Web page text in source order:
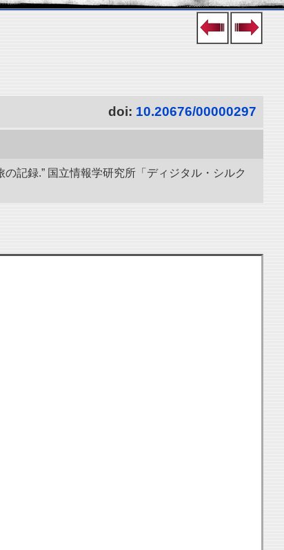
doi: 10.20676/00000297
記録.” 国立情報学研究所「ディジタル・シルク